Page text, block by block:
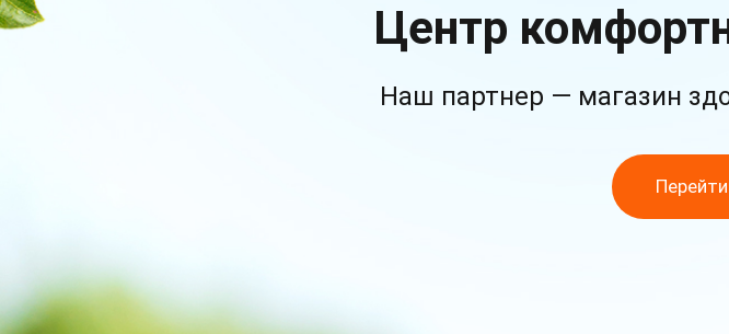
Центр
Наш партнер — магазин